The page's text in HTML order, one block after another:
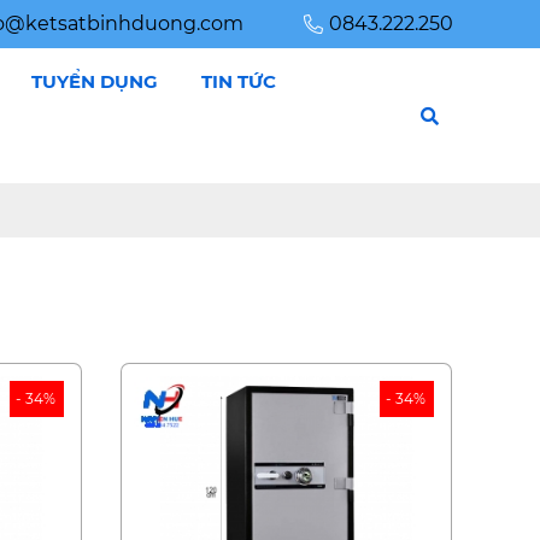
0843.222.250
TUYỂN DỤNG TIN TỨC
- 34% - 34%